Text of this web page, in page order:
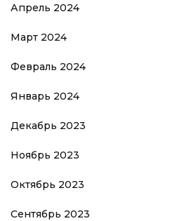
Апрель 2024
Март 2024
Февраль 2024
Январь 2024
Декабрь 2023
Ноябрь 2023
Октябрь 2023
Сентябрь 2023